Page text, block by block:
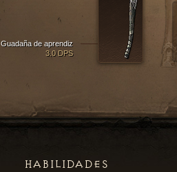
Guadaña de aprendiz
3.0 DPS
HABILIDADES